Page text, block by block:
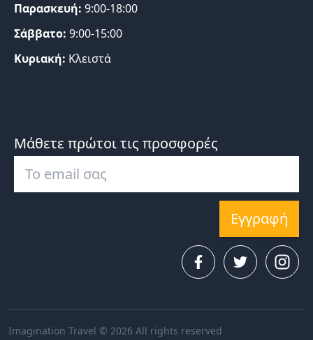
Παρασκευή: 9:00-18:00
Σάββατο: 9:00-15:00
Κυριακή: Κλειστά
Μάθετε πρώτοι τις προσφορές
Εγγραφή
Imagination Travel © 2026 All rights reserved